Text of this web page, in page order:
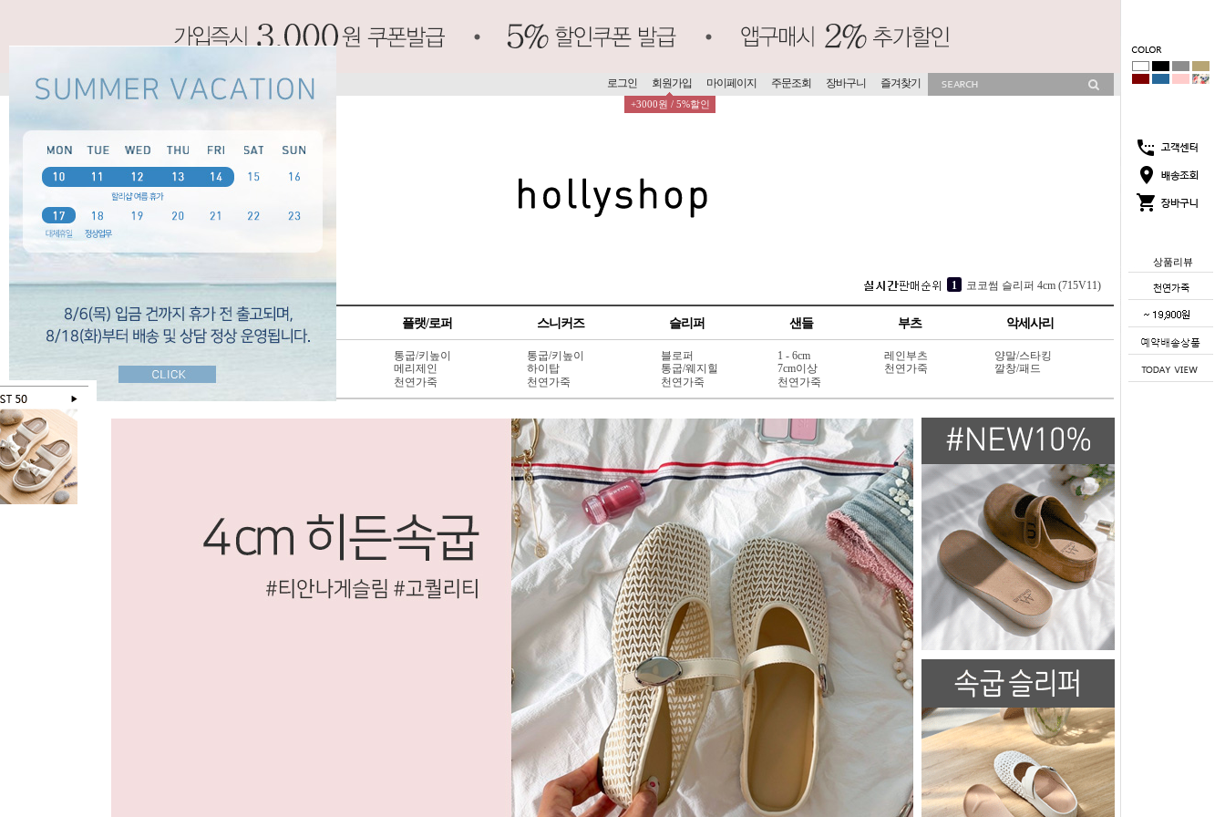
상품리뷰
로그인 회원가입
+3000원 / 5%할인
마이페이지 주문조회 장바구니 즐겨찾기
3 소프라 속굽 슬리퍼 4cm (417V9)
[OMPHALOS] 미농 히든굽 슬리퍼 4cm (731V8)
5 [소가죽] 각선미 웨지 슬리퍼 7cm (404L6)
코코썸 슬리퍼 4cm (715V11)
SPECIAL 펌프스 플랫/로퍼 스니커즈 슬리퍼 샌들 부츠 악세사리
BEST 50
SALE
통굽/키높이
메리제인
천연가죽
통굽/키높이
하이탑
천연가죽
블로퍼
통굽/웨지힐
천연가죽
1 - 6cm
7cm이상
천연가죽
레인부츠
천연가죽
양말/스타킹
깔창/패드